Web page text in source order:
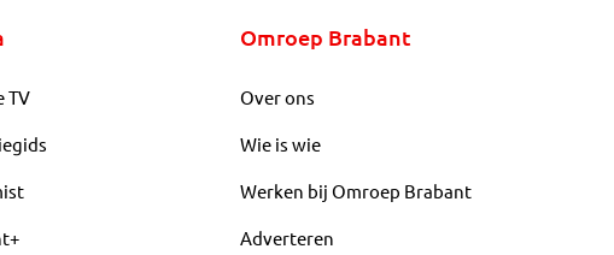
TV
Omroep Brabant
Over ons
Wie is wie
Werken bij Omroep Brabant
Adverteren